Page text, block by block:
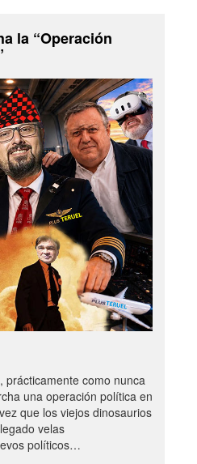
la “Operación
como nunca
una operación política en
que los viejos dinosaurios
velas
políticos…